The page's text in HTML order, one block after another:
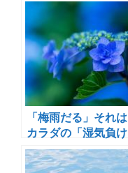
「梅雨だる」それは
カラダの「湿気負け
体質」が原因？